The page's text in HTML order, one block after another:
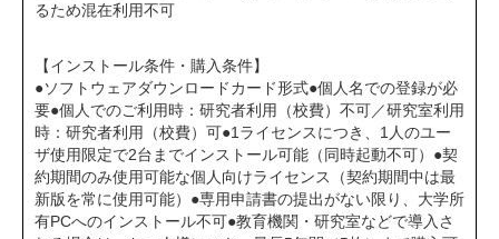
るため混在利用不可
【インストール条件・購入条件】
●ソフトウェアダウンロードカード形式●個人名での登録が必
要●個人でのご利用時：研究者利用（校費）不可／研究室利用
時：研究者利用（校費）可●1ライセンスにつき、1人のユー
ザ使用限定で2台までインストール可能（同時起動不可）●契
約期間のみ使用可能な個人向けライセンス（契約期間中は最
新版を常に使用可能）●専用申請書の提出がない限り、大学所
有PCへのインストール不可●教育機関・研究室などで導入さ